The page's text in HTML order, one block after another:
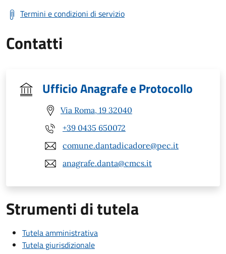
Termini e condizioni di servizio
Contatti
Ufficio Anagrafe e Protocollo
Via Roma, 19 32040
+39 0435 650072
comune.dantadicadore@pec.it
anagrafe.danta@cmcs.it
Strumenti di tutela
Tutela amministrativa
Tutela giurisdizionale